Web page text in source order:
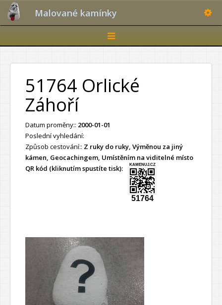
Malované kamínky
Toggle
navigation
51764 Orlické
Záhoří
Datum proměny:: 2000-01-01
Poslední vyhledání:
Způsob cestování:: Z ruky do ruky, Výměnou za jiný
kámen, Geocachingem, Umístěním na viditelné místo
QR kód (kliknutím spustíte tisk):
KAMENUJ.CZ
51764